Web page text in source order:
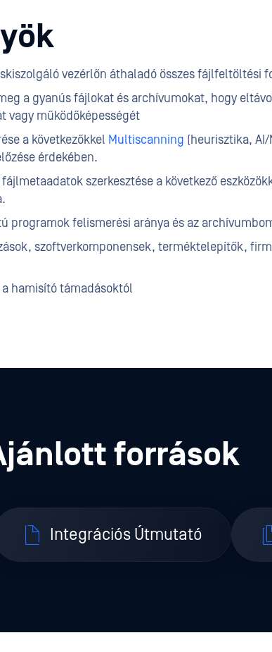
vezérlőn áthaladó összes fájlfeltöltési
a gyanús fájlokat és archívumokat, hogy
vagy működőképességét
a következőkkel Multiscanning (heurisztika,
érdekében.
szerkesztése a következő
programok felismerési aránya és az
szoftverkomponensek, terméktelepítők,
hamisító támadásoktól
források
Integrációs Útmutató